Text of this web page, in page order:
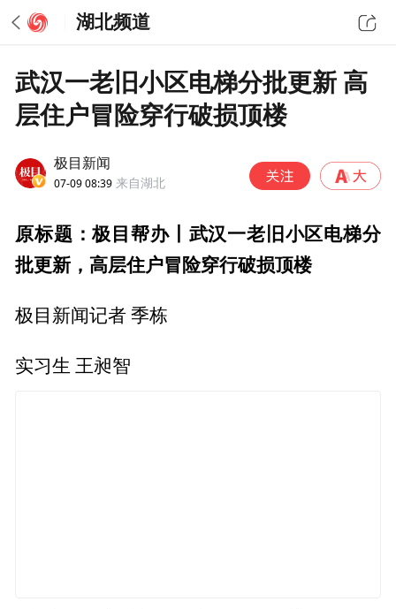
湖北频道
武汉一老旧小区电梯分批更新 高
层住户冒险穿行破损顶楼
极目新闻
07-09 08:39 来自湖北
原标题：极目帮办丨武汉一老旧小区电梯分
批更新，高层住户冒险穿行破损顶楼
极目新闻记者 季栋
实习生 王昶智